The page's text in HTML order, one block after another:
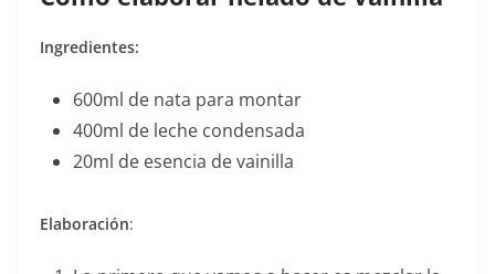
Ingredientes:
600ml de nata para montar
400ml de leche condensada
20ml de esencia de vainilla
Elaboración: